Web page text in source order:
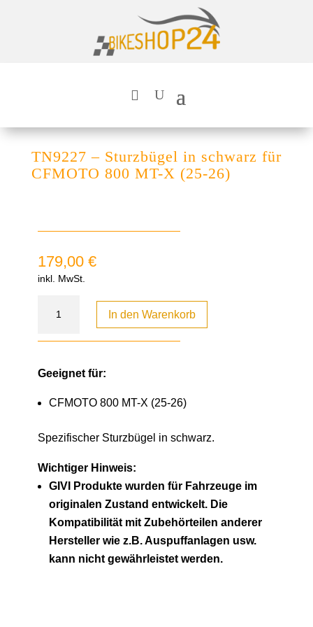
TN9227 – Sturzbügel in schwarz für
CFMOTO 800 MT-X (25-26)
179,00 €
inkl. MwSt.
In den Warenkorb
Geeignet für:
CFMOTO 800 MT-X (25-26)
Spezifischer Sturzbügel in schwarz.
Wichtiger Hinweis:
GIVI Produkte wurden für Fahrzeuge im
originalen Zustand entwickelt. Die
Kompatibilität mit Zubehörteilen anderer
Hersteller wie z.B. Auspuffanlagen usw.
kann nicht gewährleistet werden.